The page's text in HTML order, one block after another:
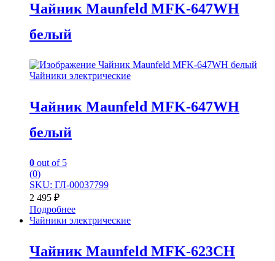
Чайник Maunfeld MFK-647WH
белый
Чайники электрические
Чайник Maunfeld MFK-647WH
белый
0 out of 5
(0)
SKU: ГЛ-00037799
2 495 ₽
Подробнее
Чайники электрические
Чайник Maunfeld MFK-623CH